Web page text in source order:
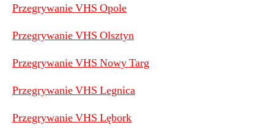
Przegrywanie VHS Opole
Przegrywanie VHS Olsztyn
Przegrywanie VHS Nowy Targ
Przegrywanie VHS Legnica
Przegrywanie VHS Lębork